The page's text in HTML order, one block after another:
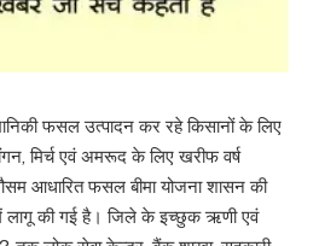
फसल उत्पादन कर रहे किसानों के लिए
मिर्च एवं अमरूद के लिए खरीफ वर्ष
आधारित फसल बीमा योजना शासन की
लागू की गई है। जिले के इच्छुक ऋणी एवं